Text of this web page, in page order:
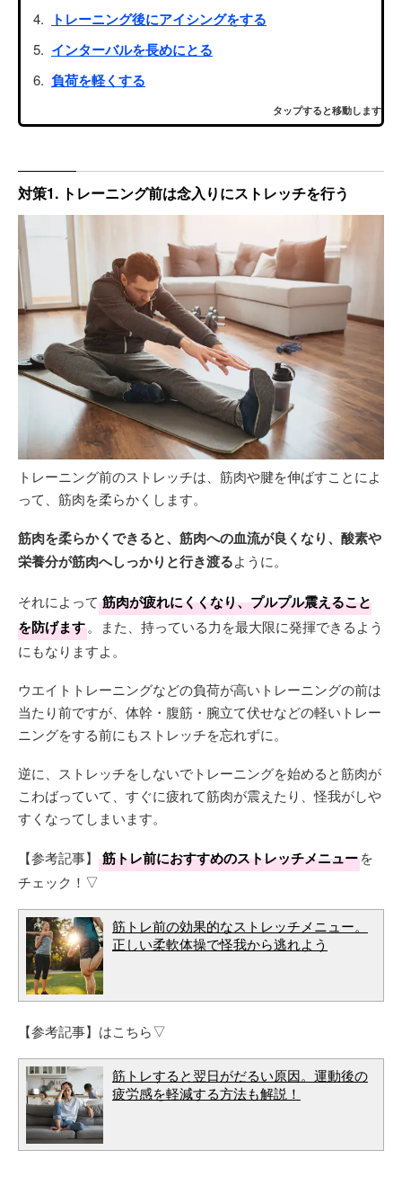
トレーニング後にアイシングをする
インターバルを長めにとる
負荷を軽くする
タップすると移動します
対策1. トレーニング前は念入りにストレッチを行う
トレーニング前のストレッチは、筋肉や腱を伸ばすことによ
って、筋肉を柔らかくします。
筋肉を柔らかくできると、筋肉への血流が良くなり、酸素や
栄養分が筋肉へしっかりと行き渡るように。
それによって 筋肉が疲れにくくなり、プルプル震えること
を防げます。また、持っている力を最大限に発揮できるよう
にもなりますよ。
ウエイトトレーニングなどの負荷が高いトレーニングの前は
当たり前ですが、体幹・腹筋・腕立て伏せなどの軽いトレー
ニングをする前にもストレッチを忘れずに。
逆に、ストレッチをしないでトレーニングを始めると筋肉が
こわばっていて、すぐに疲れて筋肉が震えたり、怪我がしや
すくなってしまいます。
【参考記事】 筋トレ前におすすめのストレッチメニューを
チェック！▽
筋トレ前の効果的なストレッチメニュー。
正しい柔軟体操で怪我から逃れよう
【参考記事】はこちら▽
筋トレすると翌日がだるい原因。運動後の
疲労感を軽減する方法も解説！